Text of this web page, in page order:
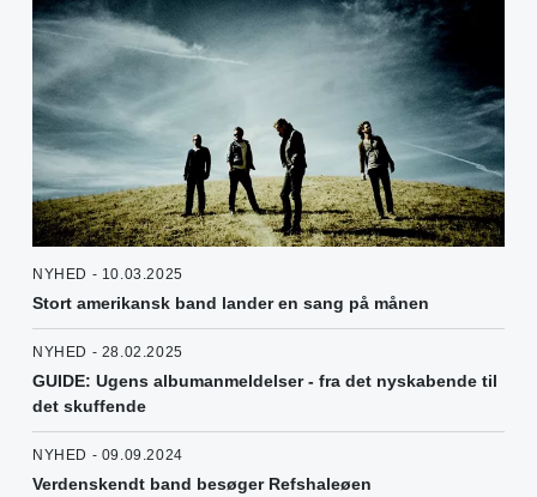
NYHED - 10.03.2025
Stort amerikansk band lander en sang på månen
NYHED - 28.02.2025
GUIDE: Ugens albumanmeldelser - fra det nyskabende til
det skuffende
NYHED - 09.09.2024
Verdenskendt band besøger Refshaleøen